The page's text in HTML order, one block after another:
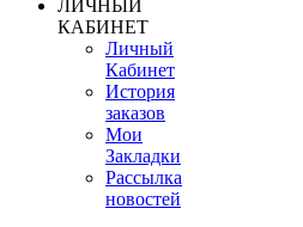
ЛИЧНЫЙ
КАБИНЕТ
Личный
Кабинет
История
заказов
Мои
Закладки
Рассылка
новостей